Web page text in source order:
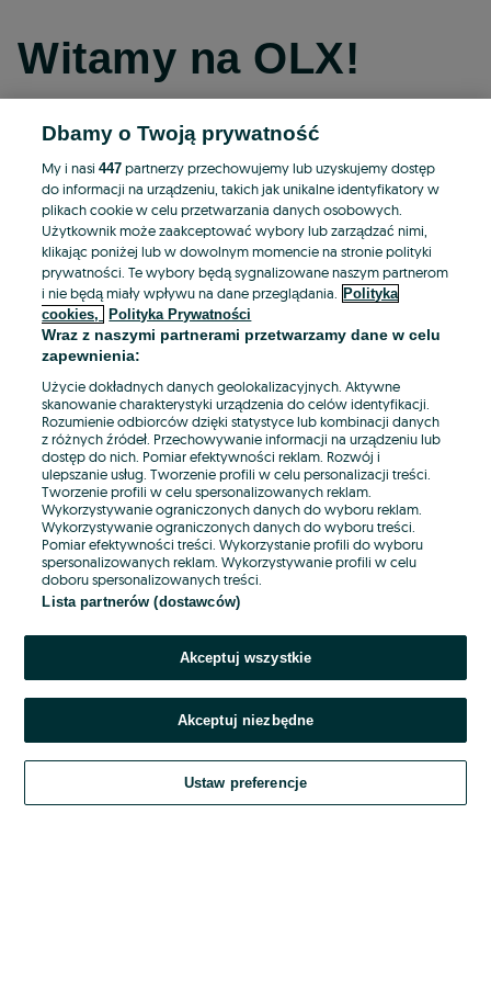
Witamy na OLX!
Kontynuuj przez Facebooka
Kontynuuj przez konto Apple
Kontynuuj przez konto Google
LUB
E-mail
Hasło
Nie pamiętasz hasła?
Zaloguj się
Kontynuując za pośrednictwem jednego z dostawców wskazanych powyżej,
Regulamin serwisu OLX.pl w jego aktualnym brzmieniu.
Dbamy o Twoją prywatność
My i nasi447 partnerzy przechowujemy lub uzyskujemy dostęp
do informacji na urządzeniu, takich jak unikalne identyfikatory w
plikach cookie w celu przetwarzania danych osobowych.
Użytkownik może zaakceptować wybory lub zarządzać nimi,
klikając poniżej lub w dowolnym momencie na stronie polityki
prywatności. Te wybory będą sygnalizowane naszym partnerom
i nie będą miały wpływu na dane przeglądania.
Polityka
cookies,
Polityka Prywatności
Wraz z naszymi partnerami przetwarzamy dane w celu
zapewnienia:
Użycie dokładnych danych geolokalizacyjnych. Aktywne
skanowanie charakterystyki urządzenia do celów identyfikacji.
Rozumienie odbiorców dzięki statystyce lub kombinacji danych
z różnych źródeł. Przechowywanie informacji na urządzeniu lub
dostęp do nich. Pomiar efektywności reklam. Rozwój i
ulepszanie usług. Tworzenie profili w celu personalizacji treści.
Tworzenie profili w celu spersonalizowanych reklam.
Wykorzystywanie ograniczonych danych do wyboru reklam.
Wykorzystywanie ograniczonych danych do wyboru treści.
Pomiar efektywności treści. Wykorzystanie profili do wyboru
spersonalizowanych reklam. Wykorzystywanie profili w celu
doboru spersonalizowanych treści.
Lista partnerów (dostawców)
Akceptuj wszystkie
Akceptuj niezbędne
Ustaw preferencje